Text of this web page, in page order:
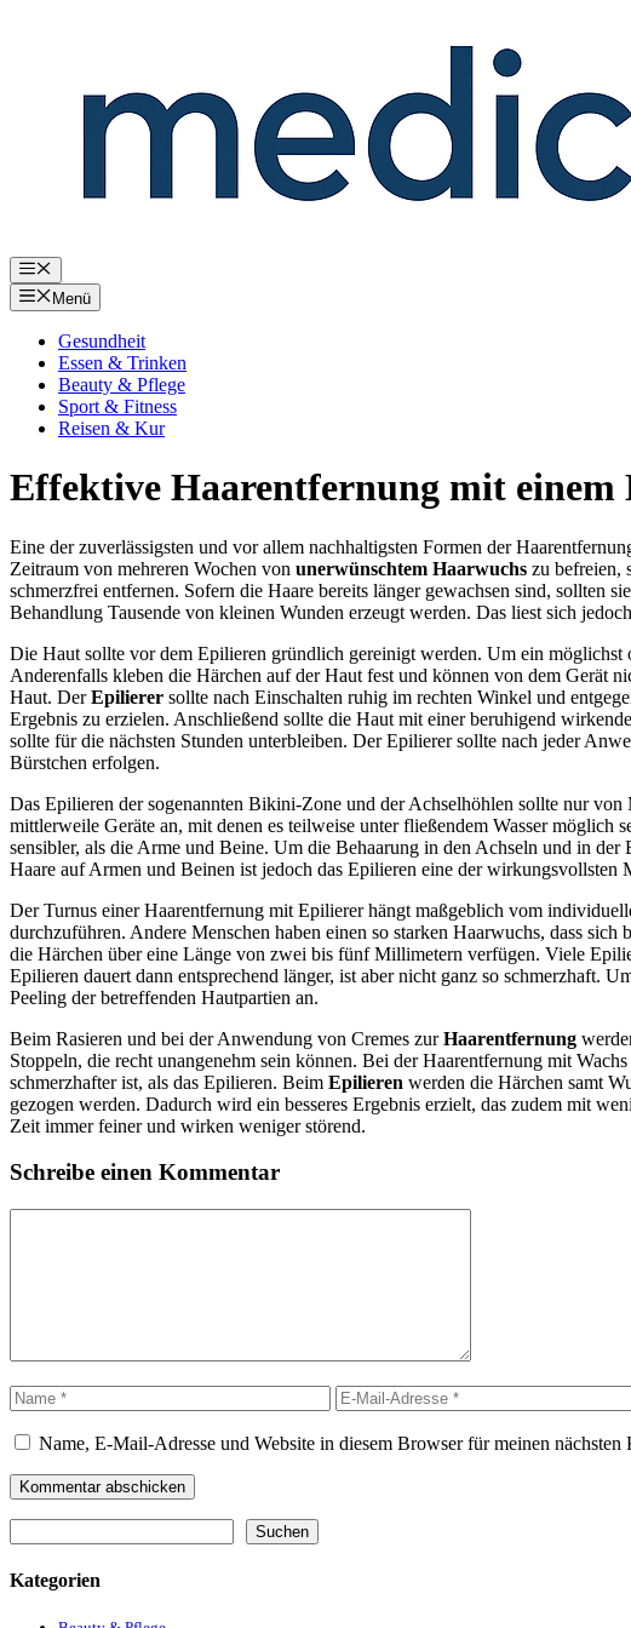
Menü
Menü
Gesundheit
Essen & Trinken
Beauty & Pflege
Sport & Fitness
Reisen & Kur
Effektive Haarentfernung mit einem
Eine der zuverlässigsten und vor allem nachhaltigsten Formen der
Zeitraum von mehreren Wochen von unerwünschtem Haarwuchs zu befreien,
schmerzfrei entfernen. Sofern die Haare bereits länger gewachsen sind, sollten
Behandlung Tausende von kleinen Wunden erzeugt werden. Das liest sich
Die Haut sollte vor dem Epilieren gründlich gereinigt werden. Um ein möglichst
Anderenfalls kleben die Härchen auf der Haut fest und können von dem Gerät
Haut. DerEpilierer sollte nach Einschalten ruhig im rechten Winkel und
Ergebnis zu erzielen. Anschließend sollte die Haut mit einer beruhigend
sollte für die nächsten Stunden unterbleiben. Der Epilierer sollte nach jeder
Bürstchen erfolgen.
Das Epilieren der sogenannten Bikini-Zone und der Achselhöhlen sollte nur
mittlerweile Geräte an, mit denen es teilweise unter fließendem Wasser
sensibler, als die Arme und Beine. Um die Behaarung in den Achseln und in
Haare auf Armen und Beinen ist jedoch das Epilieren eine der
Der Turnus einer Haarentfernung mit Epilierer hängt maßgeblich vom
durchzuführen. Andere Menschen haben einen so starken Haarwuchs, dass
die Härchen über eine Länge von zwei bis fünf Millimetern verfügen. Viele
Epilieren dauert dann entsprechend länger, ist aber nicht ganz so schmerzhaft.
Peeling der betreffenden Hautpartien an.
Beim Rasieren und bei der Anwendung von Cremes zurHaarentfernung
Stoppeln, die recht unangenehm sein können. Bei der Haarentfernung mit
schmerzhafter ist, als das Epilieren. Beim Epilieren werden die Härchen samt
gezogen werden. Dadurch wird ein besseres Ergebnis erzielt, das zudem mit
Zeit immer feiner und wirken weniger störend.
Schreibe einen Kommentar
Name
E-
Mail-
Adresse
Name, E-Mail-Adresse und Website in diesem Browser für meinen nächsten
Suchen
Kategorien